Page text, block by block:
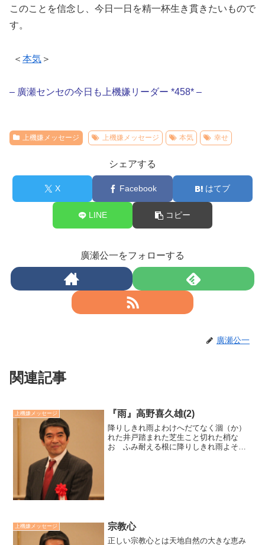
このことを信念し、今日一日を精一杯生き貫きたいもので
す。
＜ 本気 ＞
– 廣瀬センセの今日も上機嫌リーダー *458* –
上機嫌メッセージ 上機嫌メッセージ 本気 幸せ
シェアする
X Facebook はてブ
LINE コピー
廣瀬公一をフォローする
廣瀬公一
関連記事
上機嫌メッセージ 『雨』高野喜久雄(2)
降りしきれ雨よわけへだてなく涸（か）
れた井戸踏まれた芝生こと切れた梢な
お ふみ耐える根に降りしきれ雨よそし
上機嫌メッセージ 宗教心
正しい宗教心とは天地自然の大きな恵み